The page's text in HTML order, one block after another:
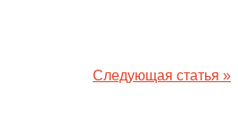
Следующая статья »